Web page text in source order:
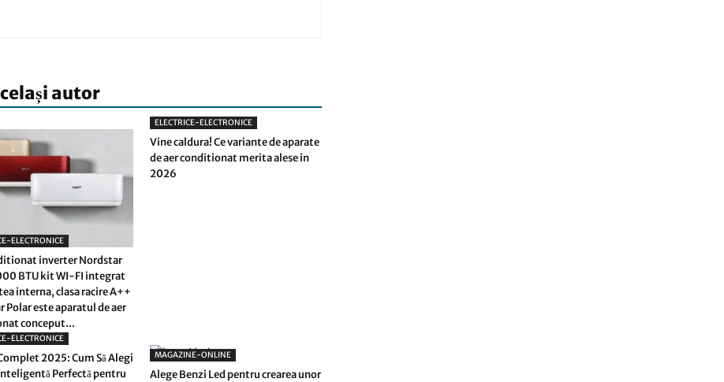
autor
ELECTRONICE
inverter Nordstar
BTU kit WI-FI integrat
interna, clasa racire A++
Polar este aparatul de aer
conceput...
ELECTRICE-ELECTRONICE
Vine caldura! Ce variante de aparate
de aer conditionat merita alese in
2026
ELECTRONICE
2025: Cum Să Alegi
Perfectă pentru
MAGAZINE-ONLINE
Alege Benzi Led pentru crearea unor